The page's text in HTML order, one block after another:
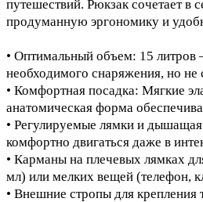
путешествий. Рюкзак сочетает в
продуманную эргономику и
• Оптимальный объем: 15 литров
необходимого снаряжения, но не
• Комфортная посадка: Мягкие
анатомическая форма
• Регулируемые лямки и
комфортно двигаться даже в
• Карманы на плечевых лямках
мл) или мелких вещей (телефон,
• Внешние стропы для крепления